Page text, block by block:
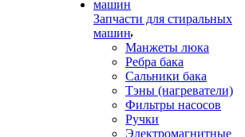
Запчасти для стиральных
машин
Манжеты люка
Ребра бака
Сальники бака
Тэны (нагреватели)
Фильтры насосов
Ручки
Электромагнитные